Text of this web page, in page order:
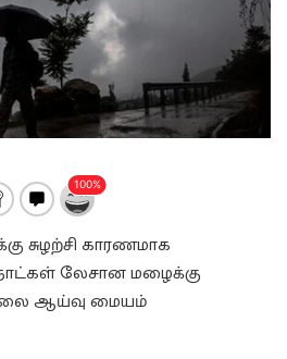
சுழற்சி காரணமாக
லேசான மழைக்கு
ஆய்வு மையம்